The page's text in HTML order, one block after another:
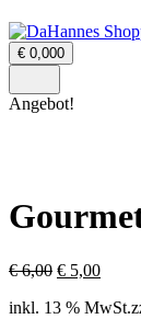
€ 0,000Warenkorb
öffnen
0
Menü
öffnen
Angebot!
€6,00
war:
€ 5,00
ist:
inkl. 13 % MwSt.